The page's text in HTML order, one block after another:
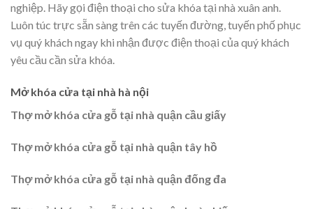
nghiệp. Hãy gọi điện thoại cho sửa khóa tại nhà xuân anh.
Luôn túc trực sẵn sàng trên các tuyến đường, tuyến phố phục
vụ quý khách ngay khi nhận được điện thoại của quý khách
yêu cầu cần sửa khóa.
Mở khóa cửa tại nhà hà nội
Thợ mở khóa cửa gỗ tại nhà quận cầu giấy
Thợ mở khóa cửa gỗ tại nhà quận tây hồ
Thợ mở khóa cửa gỗ tại nhà quận đống đa